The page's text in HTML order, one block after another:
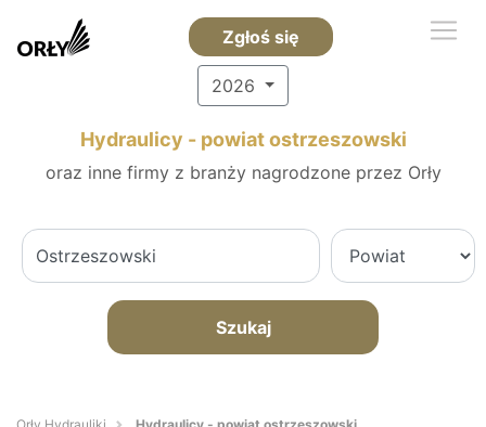
Zgłoś się
2026
Hydraulicy - powiat ostrzeszowski
oraz inne firmy z branży nagrodzone przez Orły
Szukaj